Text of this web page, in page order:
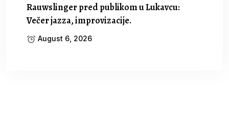
Rauwslinger pred publikom u Lukavcu:
Večer jazza, improvizacije.
August 6, 2026